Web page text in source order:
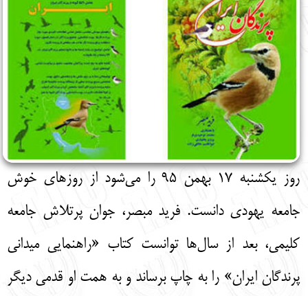
روز یکشنبه 17 بهمن 95 را می‌شود از روزهای خوش
جامعه یهودی دانست. فرید مبصر، جوان پرتلاش جامعه
کلیمی، بعد از سال‌ها توانست کتاب «راهنمایی میدانی
پرندگان ایران» را به چاپ برساند و به همت او قدمی دیگر